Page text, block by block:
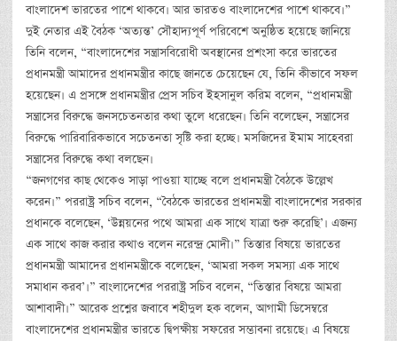
বাংলাদেশ ভারতের পাশে থাকবে। আর ভারতও বাংলাদেশের পাশে থাকবে।”
দুই নেতার এই বৈঠক ‘অত্যন্ত’ সৌহাদ্যপূর্ণ পরিবেশে অনুষ্ঠিত হয়েছে জানিয়ে
তিনি বলেন, “বাংলাদেশের সন্ত্রাসবিরোধী অবস্থানের প্রশংসা করে ভারতের
প্রধানমন্ত্রী আমাদের প্রধানমন্ত্রীর কাছে জানতে চেয়েছেন যে, তিনি কীভাবে সফল
হয়েছেন। এ প্রসঙ্গে প্রধানমন্ত্রীর প্রেস সচিব ইহসানুল করিম বলেন, “প্রধানমন্ত্রী
সন্ত্রাসের বিরুদ্ধে জনসচেতনতার কথা তুলে ধরেছেন। তিনি বলেছেন, সন্ত্রাসের
বিরুদ্ধে পারিবারিকভাবে সচেতনতা সৃষ্টি করা হচ্ছে। মসজিদের ইমাম সাহেবরা
সন্ত্রাসের বিরুদ্ধে কথা বলছেন।
“জনগণের কাছ থেকেও সাড়া পাওয়া যাচ্ছে বলে প্রধানমন্ত্রী বৈঠকে উল্লেখ
করেন।” পররাষ্ট্র সচিব বলেন, “বৈঠকে ভারতের প্রধানমন্ত্রী বাংলাদেশের সরকার
প্রধানকে বলেছেন, ‘উন্নয়নের পথে আমরা এক সাথে যাত্রা শুরু করেছি’। এজন্য
এক সাথে কাজ করার কথাও বলেন নরেন্দ্র মোদী।” তিস্তার বিষয়ে ভারতের
প্রধানমন্ত্রী আমাদের প্রধানমন্ত্রীকে বলেছেন, ‘আমরা সকল সমস্যা এক সাথে
সমাধান করব’।” বাংলাদেশের পররাষ্ট্র সচিব বলেন, “তিস্তার বিষয়ে আমরা
আশাবাদী।” আরেক প্রশ্নের জবাবে শহীদুল হক বলেন, আগামী ডিসেম্বরে
বাংলাদেশের প্রধানমন্ত্রীর ভারতে দ্বিপক্ষীয় সফরের সম্ভাবনা রয়েছে। এ বিষয়ে